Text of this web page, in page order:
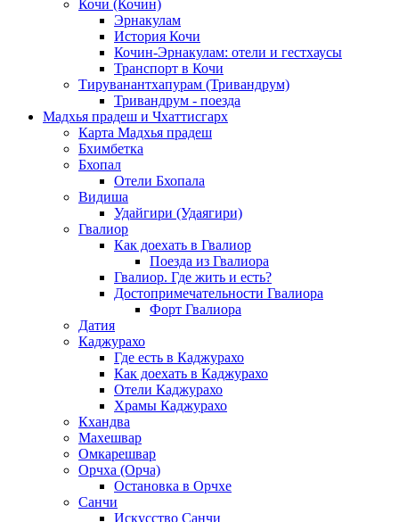
Кочи (Кочин)
Эрнакулам
История Кочи
Кочин-Эрнакулам: отели и гестхаусы
Транспорт в Кочи
Тируванантхапурам (Тривандрум)
Тривандрум - поезда
Мадхья прадеш и Чхаттисгарх
Карта Мадхья прадеш
Бхимбетка
Бхопал
Отели Бхопала
Видиша
Удайгири (Удаягири)
Гвалиор
Как доехать в Гвалиор
Поезда из Гвалиора
Гвалиор. Где жить и есть?
Достопримечательности Гвалиора
Форт Гвалиора
Датия
Каджурахо
Где есть в Каджурахо
Как доехать в Каджурахо
Отели Каджурахо
Храмы Каджурахо
Кхандва
Махешвар
Омкарешвар
Орчха (Орча)
Остановка в Орчхе
Санчи
Искусство Санчи